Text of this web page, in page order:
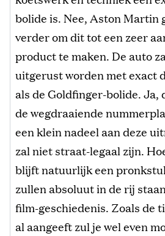
bolide is. Nee, Aston Martin
verder om dit tot een zeer
product te maken. De auto
uitgerust worden met exact
als de Goldfinger-bolide. Ja,
de wegdraaiende
een klein nadeel aan deze
zal niet straat-legaal zijn.
blijft natuurlijk een
zullen absoluut in de rij
film-geschiedenis. Zoals de
al aangeeft zul je wel even